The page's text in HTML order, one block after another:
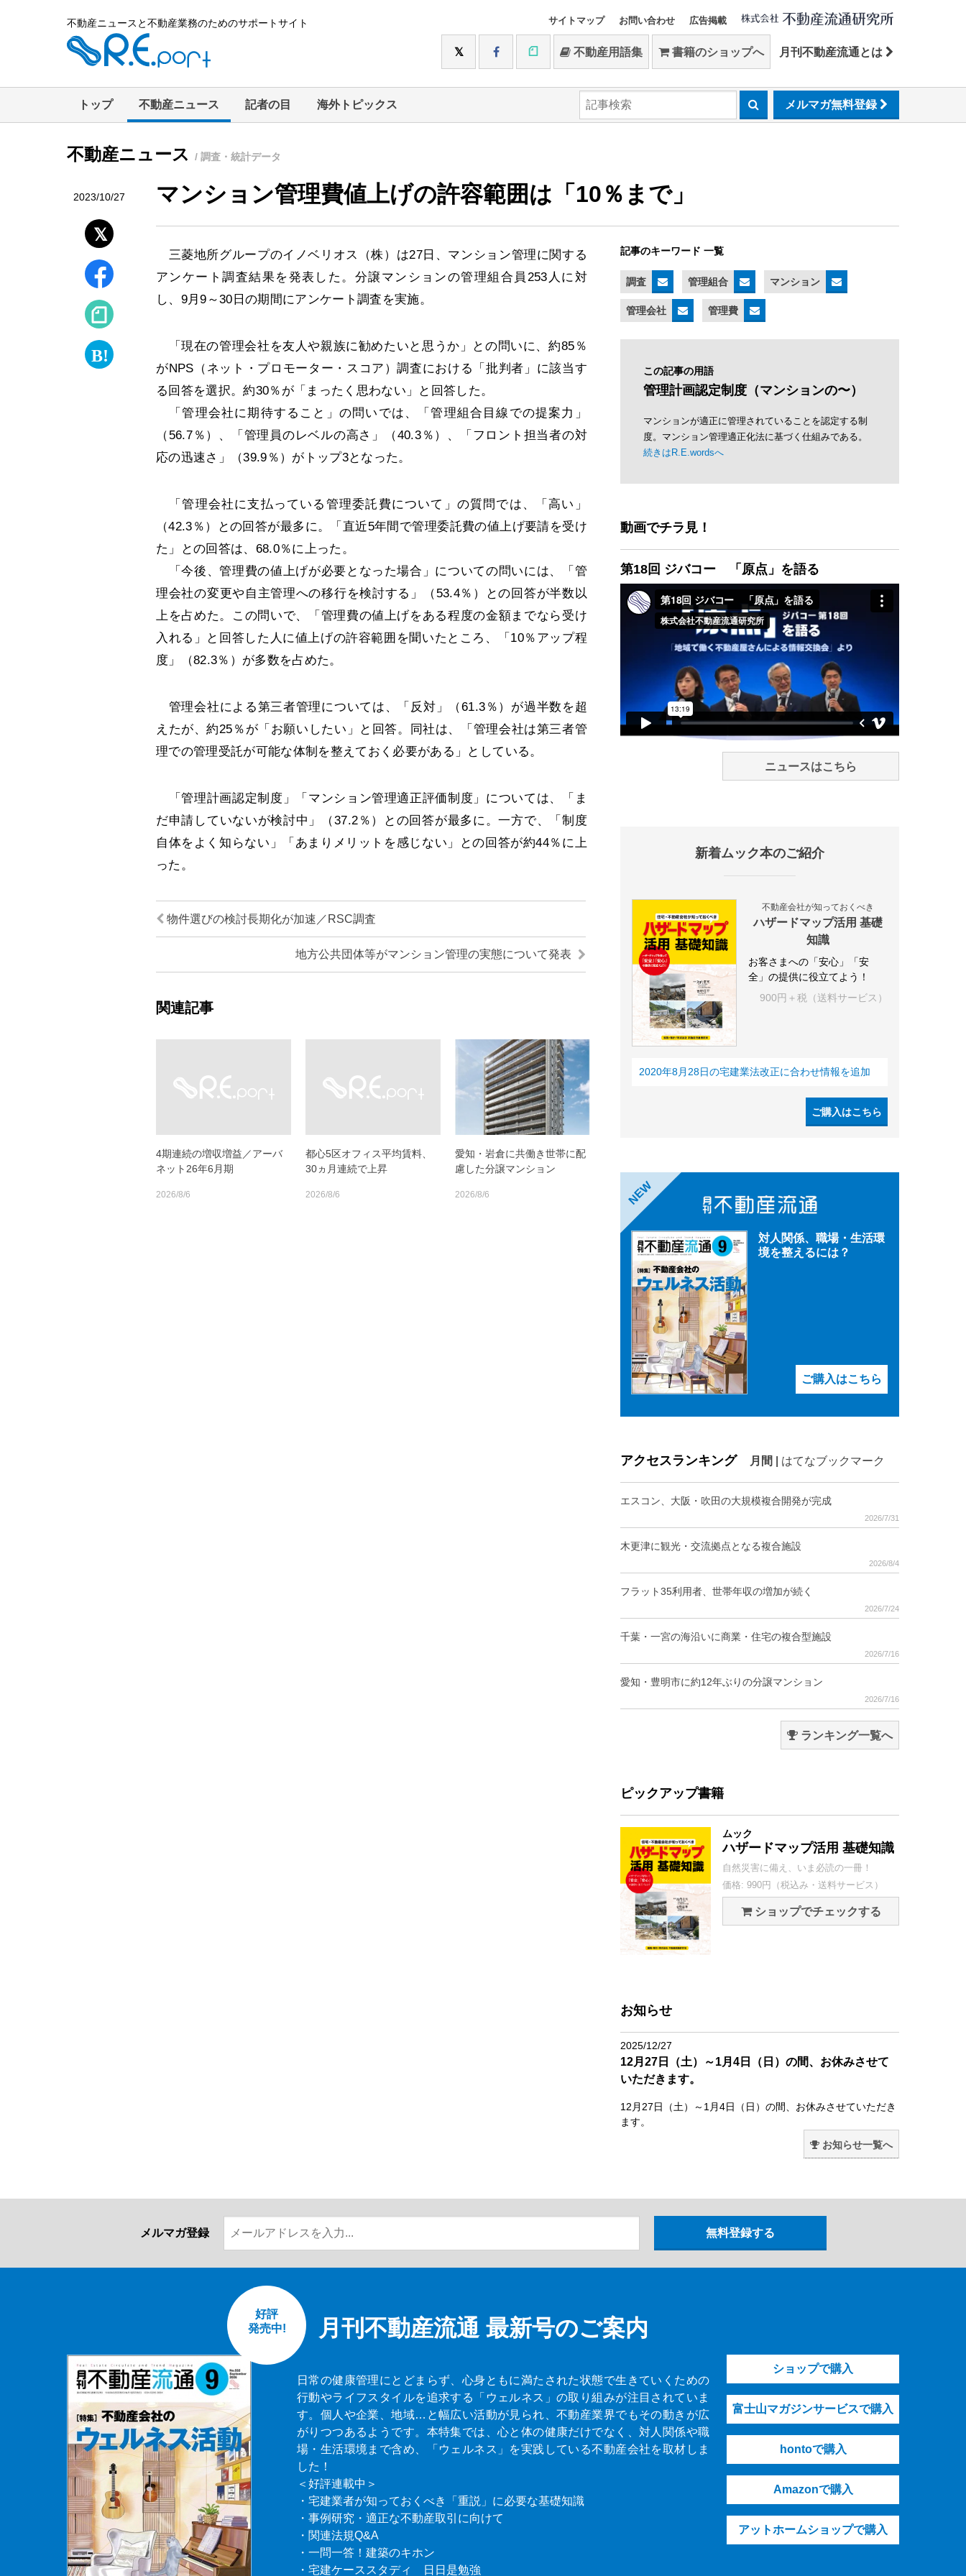
不動産ニュースと不動産業務のためのサポートサイト サイトマップ お問い合わせ 広告掲載
不動産用語集 書籍のショップへ 月刊不動産流通とは
トップ 不動産ニュース 記者の目 海外トピックス メルマガ無料登録
不動産ニュース / 調査・統計データ
2023/10/27 マンション管理費値上げの許容範囲は「10％まで」
三菱地所グループのイノベリオス（株）は27日、マンション管理に関する
アンケート調査結果を発表した。分譲マンションの管理組合員253人に対
し、9月9～30日の期間にアンケート調査を実施。
「現在の管理会社を友人や親族に勧めたいと思うか」との問いに、約85％
がNPS（ネット・プロモーター・スコア）調査における「批判者」に該当す
る回答を選択。約30％が「まったく思わない」と回答した。
「管理会社に期待すること」の問いでは、「管理組合目線での提案力」
（56.7％）、「管理員のレベルの高さ」（40.3％）、「フロント担当者の対
応の迅速さ」（39.9％）がトップ3となった。
「管理会社に支払っている管理委託費について」の質問では、「高い」
（42.3％）との回答が最多に。「直近5年間で管理委託費の値上げ要請を受け
た」との回答は、68.0％に上った。
「今後、管理費の値上げが必要となった場合」についての問いには、「管
理会社の変更や自主管理への移行を検討する」（53.4％）との回答が半数以
上を占めた。この問いで、「管理費の値上げをある程度の金額までなら受け
入れる」と回答した人に値上げの許容範囲を聞いたところ、「10％アップ程
度」（82.3％）が多数を占めた。
管理会社による第三者管理については、「反対」（61.3％）が過半数を超
えたが、約25％が「お願いしたい」と回答。同社は、「管理会社は第三者管
理での管理受託が可能な体制を整えておく必要がある」としている。
「管理計画認定制度」「マンション管理適正評価制度」については、「ま
だ申請していないが検討中」（37.2％）との回答が最多に。一方で、「制度
自体をよく知らない」「あまりメリットを感じない」との回答が約44％に上
った。
物件選びの検討長期化が加速／RSC調査
地方公共団体等がマンション管理の実態について発表
関連記事
4期連続の増収増益／アーバ
ネット26年6月期
2026/8/6
都心5区オフィス平均賃料、
30ヵ月連続で上昇
2026/8/6
愛知・岩倉に共働き世帯に配
慮した分譲マンション
2026/8/6
記事のキーワード 一覧
調査 管理組合 マンション
管理会社 管理費
この記事の用語
管理計画認定制度（マンションの〜）
マンションが適正に管理されていることを認定する制
度。マンション管理適正化法に基づく仕組みである。
続きはR.E.wordsへ
動画でチラ見！
第18回 ジバコー 「原点」を語る
ニュースはこちら
新着ムック本のご紹介
不動産会社が知っておくべき
ハザードマップ活用 基礎
知識
お客さまへの「安心」「安
全」の提供に役立てよう！
900円＋税（送料サービス）
2020年8月28日の宅建業法改正に合わせ情報を追加
ご購入はこちら
NEW
対人関係、職場・生活環
境を整えるには？
ご購入はこちら
アクセスランキング 月間 はてなブックマーク
エスコン、大阪・吹田の大規模複合開発が完成
2026/7/31
木更津に観光・交流拠点となる複合施設
2026/8/4
フラット35利用者、世帯年収の増加が続く
2026/7/24
千葉・一宮の海沿いに商業・住宅の複合型施設
2026/7/16
愛知・豊明市に約12年ぶりの分譲マンション
2026/7/16
ランキング一覧へ
ピックアップ書籍
ムック
ハザードマップ活用 基礎知識
自然災害に備え、いま必読の一冊！
価格: 990円（税込み・送料サービス）
ショップでチェックする
お知らせ
2025/12/27
12月27日（土）～1月4日（日）の間、お休みさせて
いただきます。
12月27日（土）～1月4日（日）の間、お休みさせていただき
ます。
お知らせ一覧へ
メルマガ登録
月刊不動産流通 最新号のご案内
好評
発売中!
日常の健康管理にとどまらず、心身ともに満たされた状態で生きていくための
行動やライフスタイルを追求する「ウェルネス」の取り組みが注目されていま
す。個人や企業、地域…と幅広い活動が見られ、不動産業界でもその動きが広
がりつつあるようです。本特集では、心と体の健康だけでなく、対人関係や職
場・生活環境まで含め、「ウェルネス」を実践している不動産会社を取材しま
した！
＜好評連載中＞
・宅建業者が知っておくべき「重説」に必要な基礎知識
・事例研究・適正な不動産取引に向けて
・関連法規Q&A
・一問一答！建築のキホン
・宅建ケーススタディ 日日是勉強
ショップで購入
富士山マガジンサービスで購入
hontoで購入
Amazonで購入
アットホームショップで購入